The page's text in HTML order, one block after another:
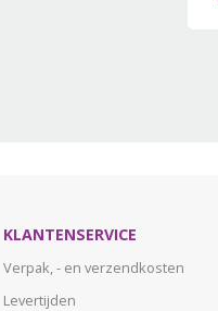
KLANTENSERVICE
Verpak, - en verzendkosten
Levertijden